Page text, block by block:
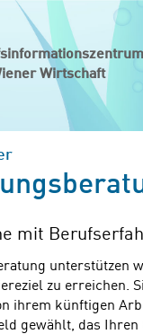
Wirtschaft
mit
unterstützen
zu erreichen.
ihrem künftigen
gewählt, das